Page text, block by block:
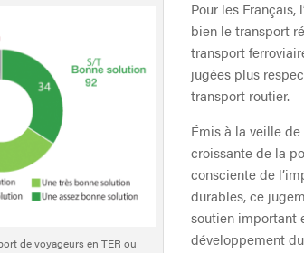
de voyageurs en TER ou
Pour les Français,
bien le transport
transport
jugées plus
transport routier.
Émis à la veille de
croissante de la
consciente de
durables, ce
soutien important
développement